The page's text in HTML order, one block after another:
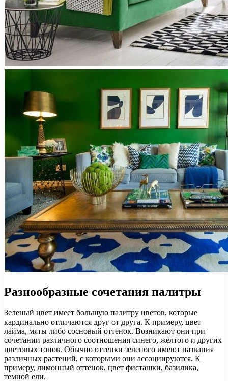
Разнообразные сочетания палитры
Зеленый цвет имеет большую палитру цветов, которые
кардинально отличаются друг от друга. К примеру, цвет
лайма, мяты либо сосновый оттенок. Возникают они при
сочетании различного соотношения синего, желтого и других
цветовых тонов. Обычно оттенки зеленого имеют названия
различных растений, с которыми они ассоциируются. К
примеру, лимонный оттенок, цвет фисташки, базилика,
темной ели.